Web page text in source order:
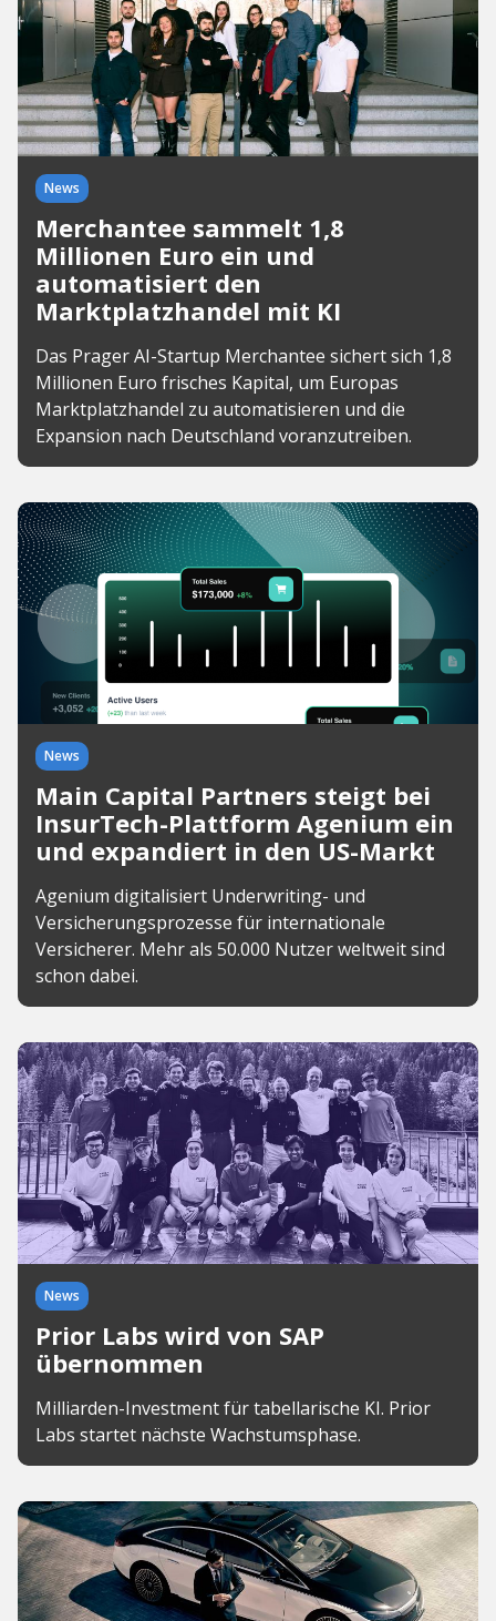
News
Merchantee sammelt 1,8
Millionen Euro ein und
automatisiert den
Marktplatzhandel mit KI
Das Prager AI-Startup Merchantee sichert sich 1,8
Millionen Euro frisches Kapital, um Europas
Marktplatzhandel zu automatisieren und die
Expansion nach Deutschland voranzutreiben.
News
Main Capital Partners steigt bei
InsurTech-Plattform Agenium ein
und expandiert in den US-Markt
Agenium digitalisiert Underwriting- und
Versicherungsprozesse für internationale
Versicherer. Mehr als 50.000 Nutzer weltweit sind
schon dabei.
News
Prior Labs wird von SAP
übernommen
Milliarden-Investment für tabellarische KI. Prior
Labs startet nächste Wachstumsphase.